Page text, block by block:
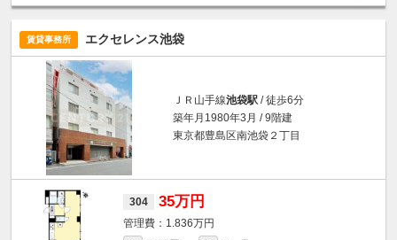
賃貸事務所 エクセレンス池袋
ＪＲ山手線池袋駅 / 徒歩6分
築年月1980年3月 / 9階建
東京都豊島区南池袋２丁目
304 35万円
1.836万円